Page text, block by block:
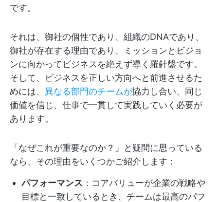
です。
それは、御社の個性であり、組織のDNAであり、
御社が存在する理由であり、ミッションとビジョ
ンに向かってビジネスを絶えず導く羅針盤です。
そして、ビジネスを正しい方向へと前進させるた
めには、 異なる部門のチームが協力し合い、同じ
価値を信じ、仕事で一貫して実践していく必要が
あります。
「なぜこれが重要なのか？」と疑問に思っている
なら、その理由をいくつかご紹介します：
パフォーマンス ：コアバリューが企業の戦略や
目標と一致しているとき、チームは最高のパフ